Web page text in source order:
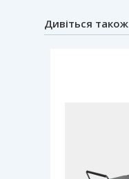
Дивіться також